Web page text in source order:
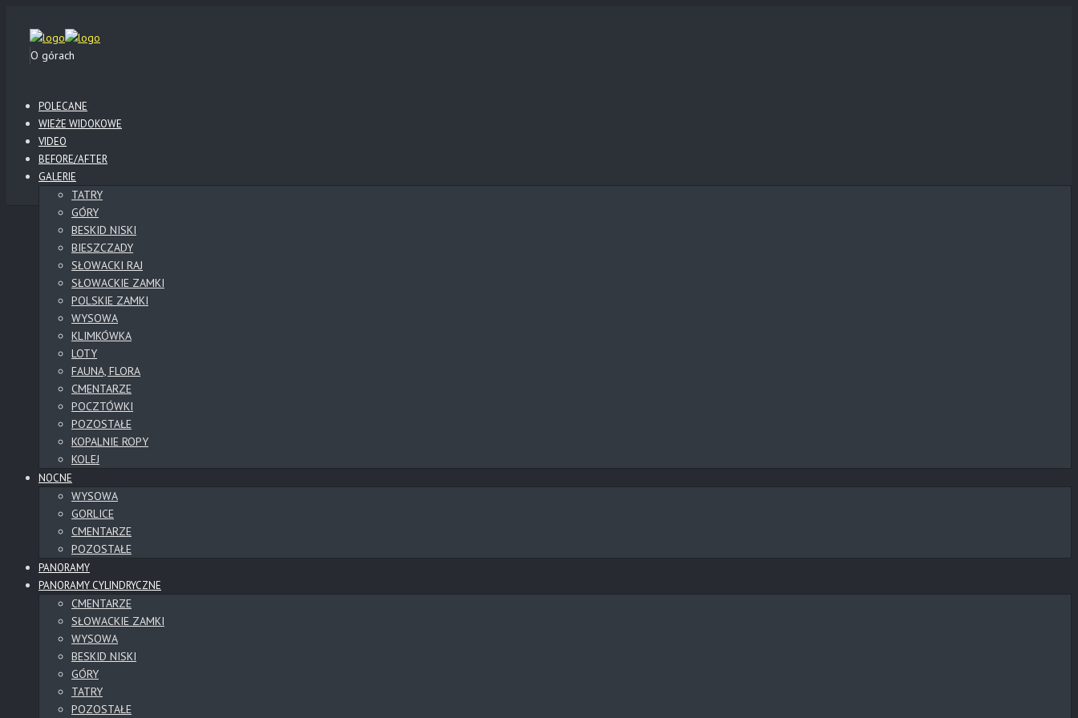
O górach
POLECANE
WIEŻE WIDOKOWE
VIDEO
BEFORE/AFTER
GALERIE
TATRY
GÓRY
BESKID NISKI
BIESZCZADY
SŁOWACKI RAJ
SŁOWACKIE ZAMKI
POLSKIE ZAMKI
WYSOWA
KLIMKÓWKA
LOTY
FAUNA, FLORA
CMENTARZE
POCZTÓWKI
POZOSTAŁE
KOPALNIE ROPY
KOLEJ
NOCNE
WYSOWA
GORLICE
CMENTARZE
POZOSTAŁE
PANORAMY
PANORAMY CYLINDRYCZNE
CMENTARZE
SŁOWACKIE ZAMKI
WYSOWA
BESKID NISKI
GÓRY
TATRY
POZOSTAŁE